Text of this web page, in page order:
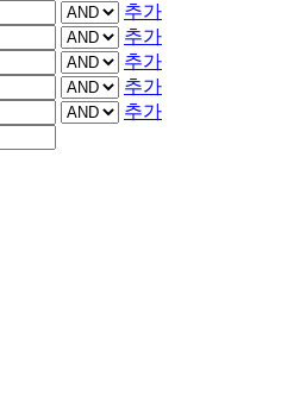
추가
추가
추가
추가
추가